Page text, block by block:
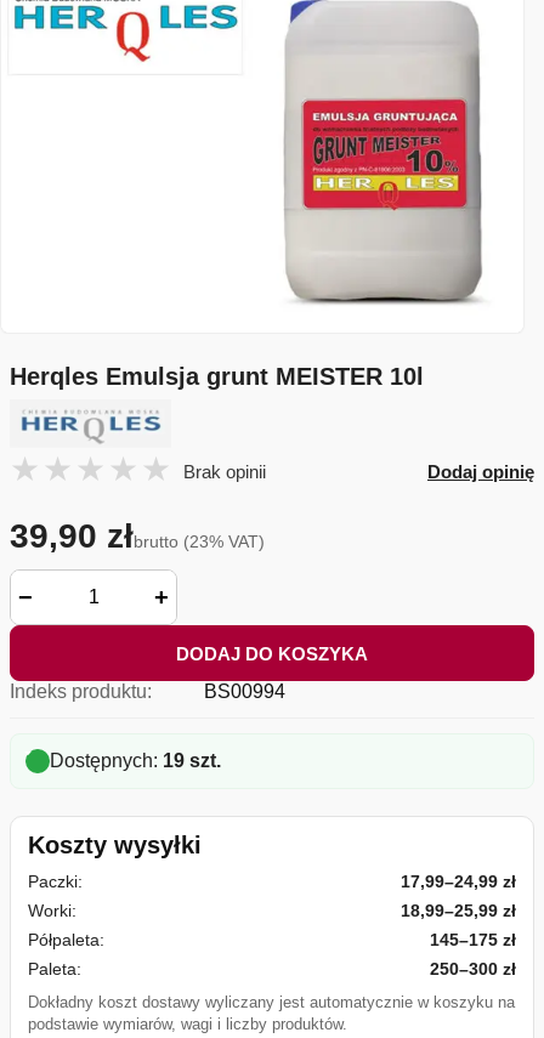
Herqles Emulsja grunt MEISTER 10l
Brak opinii Dodaj opinię
39,90 złbrutto (23% VAT)
− +
DODAJ DO KOSZYKA
Indeks produktu:
BS00994
Dostępnych: 19 szt.
Koszty wysyłki
Paczki:
17,99–24,99 zł
Worki:
18,99–25,99 zł
Półpaleta:
145–175 zł
Paleta:
250–300 zł
Dokładny koszt dostawy wyliczany jest automatycznie w koszyku na
podstawie wymiarów, wagi i liczby produktów.